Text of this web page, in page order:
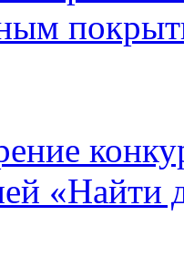
«Найти